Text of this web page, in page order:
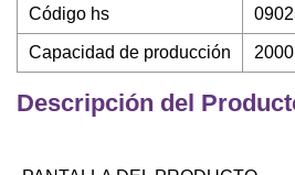
Código hs
Capacidad de producción
Descripción del